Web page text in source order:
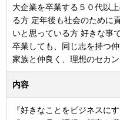
大企業を卒業する５０代以
る方 定年後も社会のために
いと思っている方 好きな事
卒業しても、同じ志を持つ
家族と仲良く、理想のセカ
内容
『好きなことをビジネスにす